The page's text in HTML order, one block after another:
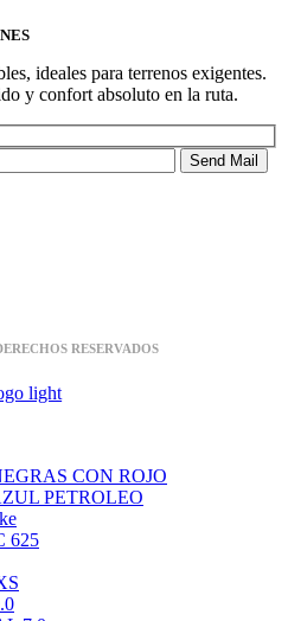
ideales para terrenos exigentes.
y confort absoluto en la ruta.
Send Mail
RESERVADOS
CON ROJO
PETROLEO
625